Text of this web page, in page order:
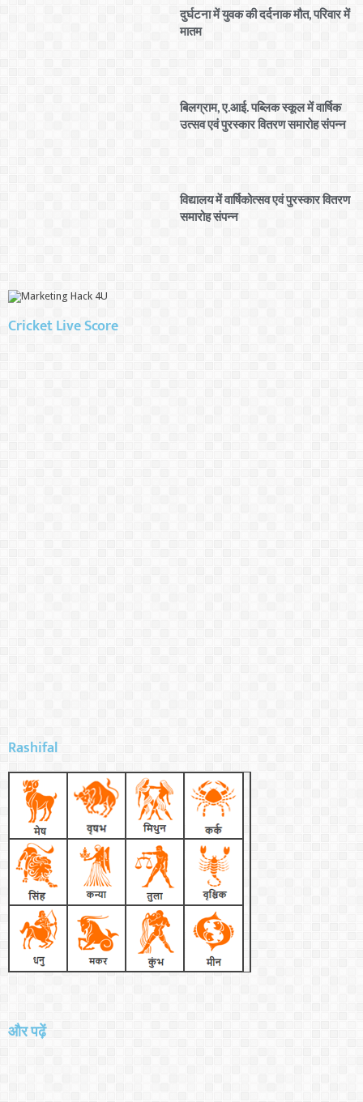
दुर्घटना में युवक की दर्दनाक मौत, परिवार में
मातम
बिलग्राम, ए.आई. पब्लिक स्कूल में वार्षिक
उत्सव एवं पुरस्कार वितरण समारोह संपन्न
विद्यालय में वार्षिकोत्सव एवं पुरस्कार वितरण
समारोह संपन्न
Cricket Live Score
Rashifal
और पढ़ें